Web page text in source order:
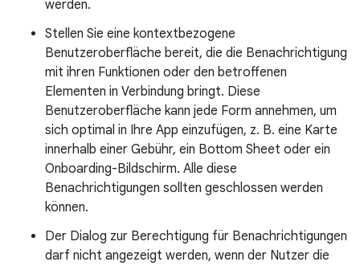
werden.
Stellen Sie eine kontextbezogene
Benutzeroberfläche bereit, die die Benachrichtigung
mit ihren Funktionen oder den betroffenen
Elementen in Verbindung bringt. Diese
Benutzeroberfläche kann jede Form annehmen, um
sich optimal in Ihre App einzufügen, z. B. eine Karte
innerhalb einer Gebühr, ein Bottom Sheet oder ein
Onboarding-Bildschirm. Alle diese
Benachrichtigungen sollten geschlossen werden
können.
Der Dialog zur Berechtigung für Benachrichtigungen
darf nicht angezeigt werden, wenn der Nutzer die